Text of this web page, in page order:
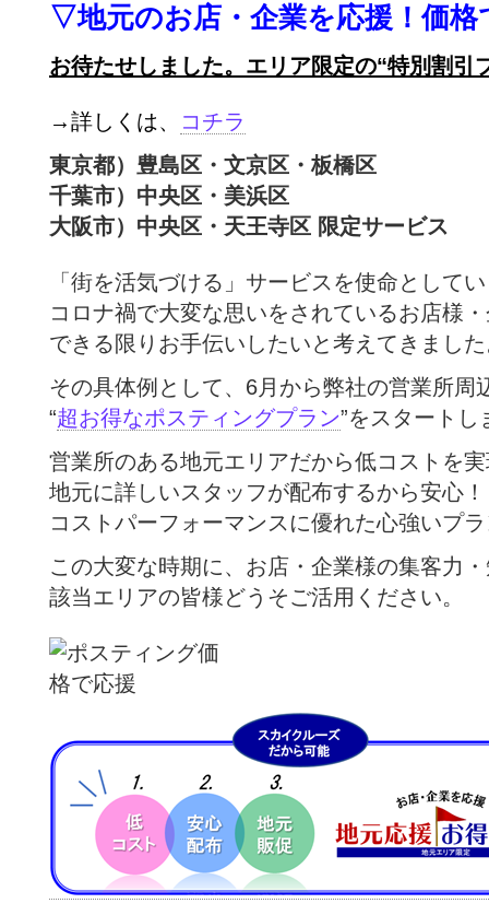
▽地元のお店・企業を応援！価格
お待たせしました。エリア限定の“特別割引
→詳しくは、
コチラ
東京都）豊島区・文京区・板橋区
千葉市）中央区・美浜区
大阪市）中央区・天王寺区 限定サービス
「街を活気づける」サービスを使命として
コロナ禍で大変な思いをされているお店様
できる限りお手伝いしたいと考えてきまし
その具体例として、6月から弊社の営業所周
“超お得なポスティングプラン”をスタートし
営業所のある地元エリアだから低コストを
地元に詳しいスタッフが配布するから安心！
コストパーフォーマンスに優れた心強いプ
この大変な時期に、お店・企業様の集客力
該当エリアの皆様どうそご活用ください。